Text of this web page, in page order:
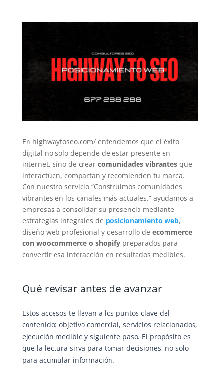
En highwaytoseo.com/ entendemos que el éxito
digital no solo depende de estar presente en
internet, sino de crear comunidades vibrantesque
interactúen, compartan y recomienden tu marca.
Con nuestro servicio “Construimos comunidades
vibrantes en los canales más actuales.” ayudamos a
empresas a consolidar su presencia mediante
estrategias integrales de posicionamiento web,
diseño web profesional y desarrollo de ecommerce
con woocommerce o shopifypreparados para
convertir esa interacción en resultados medibles.
Qué revisar antes de avanzar
Estos accesos te llevan a los puntos clave del
contenido: objetivo comercial, servicios relacionados,
ejecución medible y siguiente paso. El propósito es
que la lectura sirva para tomar decisiones, no solo
para acumular información.